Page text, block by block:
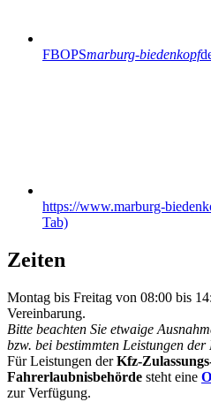
FBOPSmarburg-biedenkopf
https://www.marburg-
Tab)
Zeiten
Montag bis Freitag von 08:00 bis
Vereinbarung.
Bitte beachten Sie etwaige
bzw. bei bestimmten Leistungen
Für Leistungen derKfz-
Fahrerlaubnisbehörde steht eine
zur Verfügung.